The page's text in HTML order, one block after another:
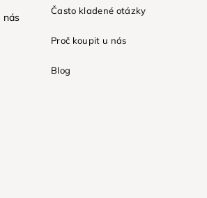
nás
Často kladené otázky
Proč koupit u nás
Blog